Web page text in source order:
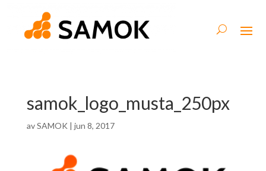
samok_logo_musta_250px
avSAMOK | jun 8, 2017